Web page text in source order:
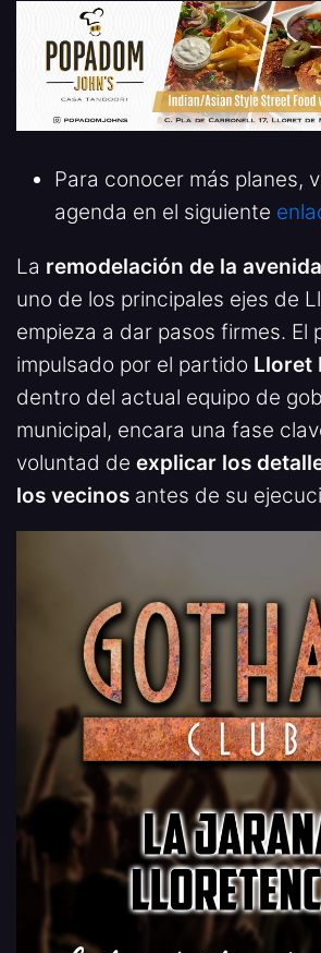
Para conocer más planes,
agenda en el siguiente
La remodelación de la
uno de los principales ejes de
empieza a dar pasos firmes. El
impulsado por el partido Lloret
dentro del actual equipo de
municipal, encara una fase
voluntad de explicar los
los vecinos antes de su